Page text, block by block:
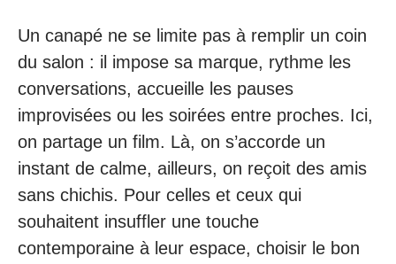
Un canapé ne se limite pas à remplir un coin
du salon : il impose sa marque, rythme les
conversations, accueille les pauses
improvisées ou les soirées entre proches. Ici,
on partage un film. Là, on s’accorde un
instant de calme, ailleurs, on reçoit des amis
sans chichis. Pour celles et ceux qui
souhaitent insuffler une touche
contemporaine à leur espace, choisir le bon